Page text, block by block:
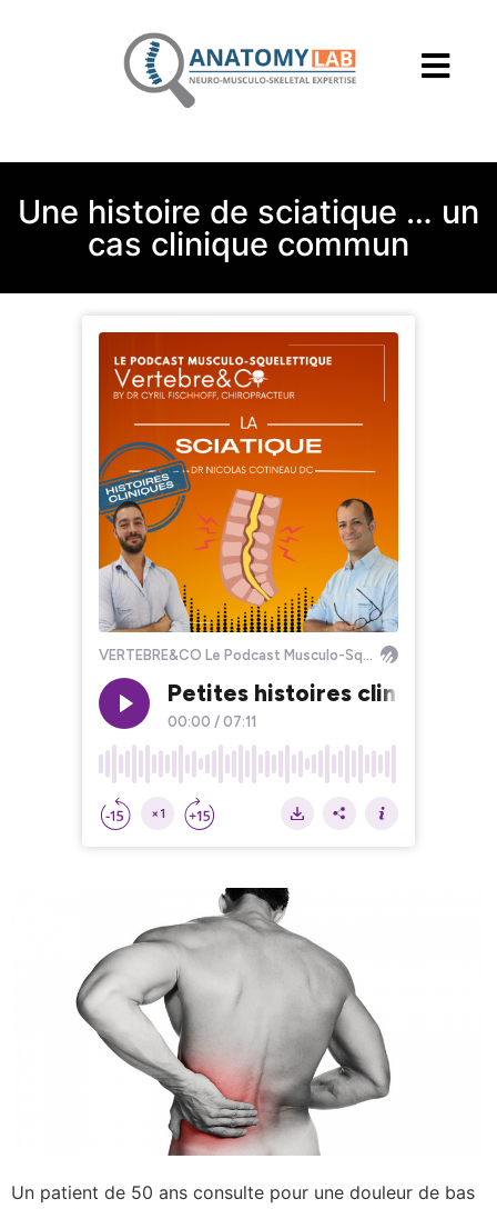
Une histoire de sciatique … un
cas clinique commun
Un patient de 50 ans consulte pour une douleur de bas